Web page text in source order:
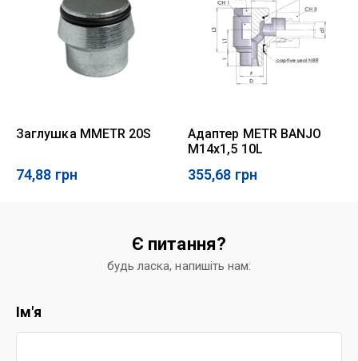
Заглушка MMETR 20S
74,88 грн
Адаптер METR BANJO
M14x1,5 10L
355,68 грн
Є питання?
будь ласка, напишіть нам:
Ім'я